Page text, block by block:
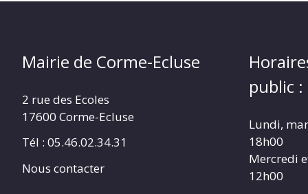
Mairie de Corme-Ecluse
2 rue des Ecoles
17600 Corme-Ecluse
Tél : 05.46.02.34.31
Nous contacter
public :
Lundi,
18h00
Mercredi
12h00